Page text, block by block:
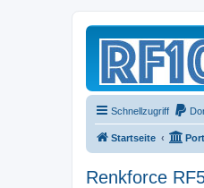
Schnellzugriff
Startseite
Renkforce